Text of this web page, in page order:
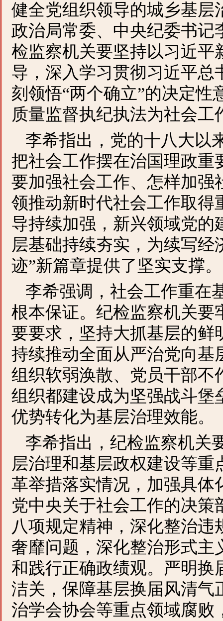
健全党组织领导的城乡基层
政治局常委、中央纪委书记
检监察机关要坚持以习近平
导，深入学习贯彻习近平
刻领悟“两个确立”的决定性
质量监督执纪执法为社会
李希指出，党的十八大以
把社会工作摆在治国理政重
要加强社会工作、怎样加强
领推动新时代社会工作取得
导持续加强，新兴领域党
层基础持续夯实，为续写
迹”新篇章提供了坚实支撑。
李希强调，社会工作重在
根本保证。纪检监察机关要
要要求，坚持大抓基层的鲜
持续推动全面从严治党向基
组织软弱涣散、党员干部不
组织都建设成为坚强战斗堡
优势转化为基层治理效能。
李希指出，纪检监察机关
层治理和基层政权建设等
革举措落实情况，加强具体
党中央关于社会工作的决
八项规定精神，深化整治
奢靡问题，深化整治形式
和践行正确政绩观。严明换
洁关，保障基层换届风清气
治学会协会等重点领域腐